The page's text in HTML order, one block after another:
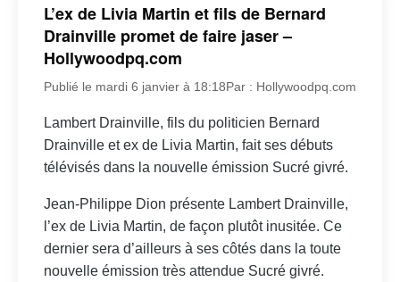
L’ex de Livia Martin et fils de Bernard
Drainville promet de faire jaser –
Hollywoodpq.com
Publié le mardi 6 janvier à 18:18Par : Hollywoodpq.com
Lambert Drainville, fils du politicien Bernard
Drainville et ex de Livia Martin, fait ses débuts
télévisés dans la nouvelle émission Sucré givré.
Jean-Philippe Dion présente Lambert Drainville,
l’ex de Livia Martin, de façon plutôt inusitée. Ce
dernier sera d’ailleurs à ses côtés dans la toute
nouvelle émission très attendue Sucré givré.